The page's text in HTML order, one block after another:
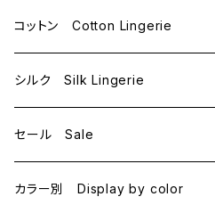
D70
E70
コットン Cotton Lingerie
シルク Silk Lingerie
セール Sale
B70
カラー別 Display by color